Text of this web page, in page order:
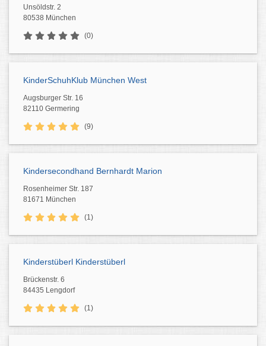
Unsöldstr. 2
80538 München
(0)
KinderSchuhKlub München West
Augsburger Str. 16
82110 Germering
(9)
Kindersecondhand Bernhardt Marion
Rosenheimer Str. 187
81671 München
(1)
Kinderstüberl Kinderstüberl
Brückenstr. 6
84435 Lengdorf
(1)